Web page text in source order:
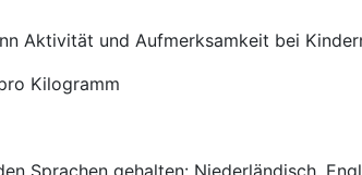
Aktivität und Aufmerksamkeit bei
Kilogramm
Sprachen gehalten: Niederländisch,